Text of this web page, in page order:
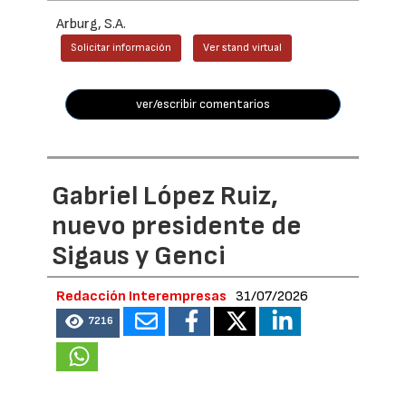
Arburg, S.A.
Solicitar información Ver stand virtual
ver/escribir comentarios
Gabriel López Ruiz,
nuevo presidente de
Sigaus y Genci
Redacción Interempresas 31/07/2026
7216